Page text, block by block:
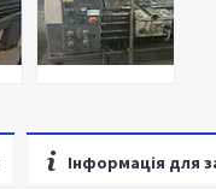
Інформація для